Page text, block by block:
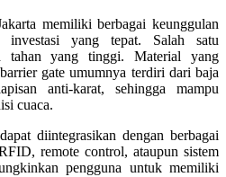
memiliki berbagai keunggulan
investasi yang tepat. Salah satu
tahan yang tinggi. Material yang
gate umumnya terdiri dari baja
anti-karat, sehingga mampu
cuaca.
diintegrasikan dengan berbagai
remote control, ataupun sistem
pengguna untuk memiliki